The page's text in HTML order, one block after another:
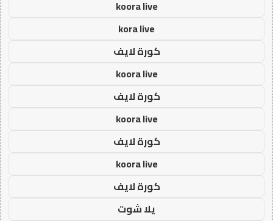
koora live
kora live
كورة لايف
koora live
كورة لايف
koora live
كورة لايف
koora live
كورة لايف
يلا شوت